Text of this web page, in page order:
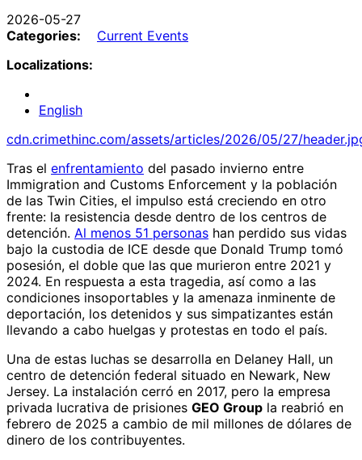
2026-05-27
Categories:
Current Events
Localizations:
English
cdn.crimethinc.com/assets/articles/2026/05/27/
Tras el enfrentamiento del pasado invierno entre
Immigration and Customs Enforcement y la población
de las Twin Cities, el impulso está creciendo en otro
frente: la resistencia desde dentro de los centros de
detención. Al menos 51 personas han perdido sus vidas
bajo la custodia de ICE desde que Donald Trump tomó
posesión, el doble que las que murieron entre 2021 y
2024. En respuesta a esta tragedia, así como a las
condiciones insoportables y la amenaza inminente de
deportación, los detenidos y sus simpatizantes están
llevando a cabo huelgas y protestas en todo el país.
Una de estas luchas se desarrolla en Delaney Hall, un
centro de detención federal situado en Newark, New
Jersey. La instalación cerró en 2017, pero la empresa
privada lucrativa de prisiones GEO Group la reabrió en
febrero de 2025 a cambio de mil millones de dólares de
dinero de los contribuyentes.